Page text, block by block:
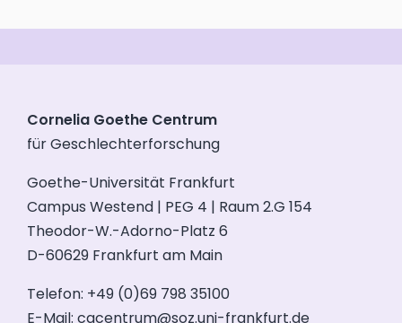
Cornelia Goethe Centrum
für Geschlechterforschung
Goethe-Universität Frankfurt
Campus Westend | PEG 4 | Raum 2.G 154
Theodor-W.-Adorno-Platz 6
D-60629 Frankfurt am Main
Telefon: +49 (0)69 798 35100
E-Mail: cgcentrum@soz.uni-frankfurt.de